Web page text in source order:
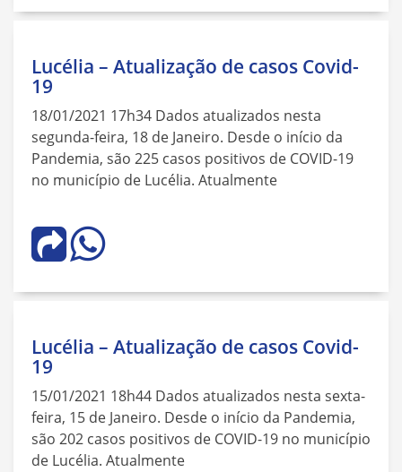
Lucélia – Atualização de casos Covid-
19
18/01/2021 17h34 Dados atualizados nesta
segunda-feira, 18 de Janeiro. Desde o início da
Pandemia, são 225 casos positivos de COVID-19
no município de Lucélia. Atualmente
Lucélia – Atualização de casos Covid-
19
15/01/2021 18h44 Dados atualizados nesta sexta-
feira, 15 de Janeiro. Desde o início da Pandemia,
são 202 casos positivos de COVID-19 no município
de Lucélia. Atualmente